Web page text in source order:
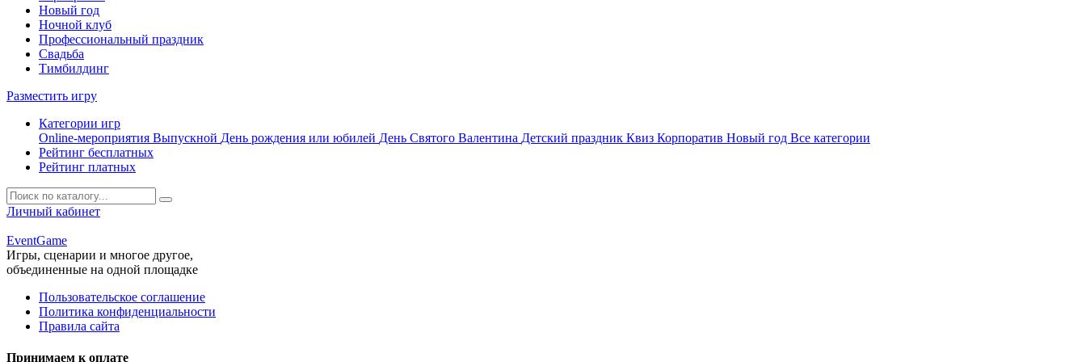
Новый год
Ночной клуб
Профессиональный праздник
Свадьба
Тимбилдинг
Разместить игру
Категории игр
Online-мероприятия Выпускной День рождения или юбилей День Святого Валентина Детский праздник Квиз Корпоратив Новый год Все категории
Рейтинг бесплатных
Рейтинг платных
Личный кабинет
EventGame
Игры, сценарии и многое другое,
объединенные на одной площадке
Пользовательское соглашение
Политика конфиденциальности
Правила сайта
Принимаем к оплате